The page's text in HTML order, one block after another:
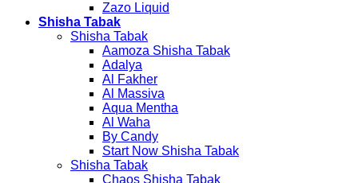
Zazo Liquid
Shisha Tabak
Shisha Tabak
Aamoza Shisha Tabak
Adalya
Al Fakher
Al Massiva
Aqua Mentha
Al Waha
By Candy
Start Now Shisha Tabak
Shisha Tabak
Chaos Shisha Tabak